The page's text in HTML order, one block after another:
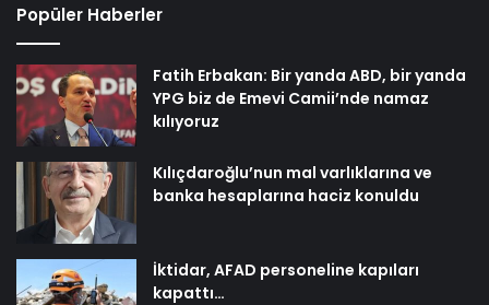
Popüler Haberler
Fatih Erbakan: Bir yanda ABD, bir yanda
YPG biz de Emevi Camii’nde namaz
kılıyoruz
Kılıçdaroğlu’nun mal varlıklarına ve
banka hesaplarına haciz konuldu
İktidar, AFAD personeline kapıları
kapattı…